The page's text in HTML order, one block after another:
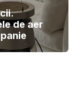
de aer